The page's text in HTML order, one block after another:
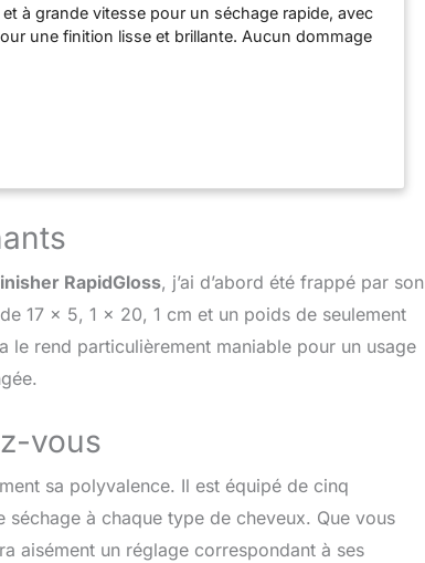
à grande vitesse pour un séchage rapide, avec
une finition lisse et brillante. Aucun dommage
HAUTE BRILLANCE: Pour une coiffeur avec un
RapidGloss lisse instantanément les
technologie Coanda. 3 STYLER IQ POUR
RapidGloss Finisher, QuickSmooth Brush
sèche-cheveux ajuste automatiquement les
Shark SpeedStyle mesure et régule les
seconde, sans jamais dépasser 110°C. La
styles. COMPREND: Sèche-cheveux Shark
Poids: 750g. Couleur: Blanc soie
RapidGloss, j’ai d’abord été frappé par son
17 x 5, 1 x 20, 1 cm et un poids de seulement
le rend particulièrement maniable pour un usage
vous
sa polyvalence. Il est équipé de cinq
à chaque type de cheveux. Que vous
aisément un réglage correspondant à ses